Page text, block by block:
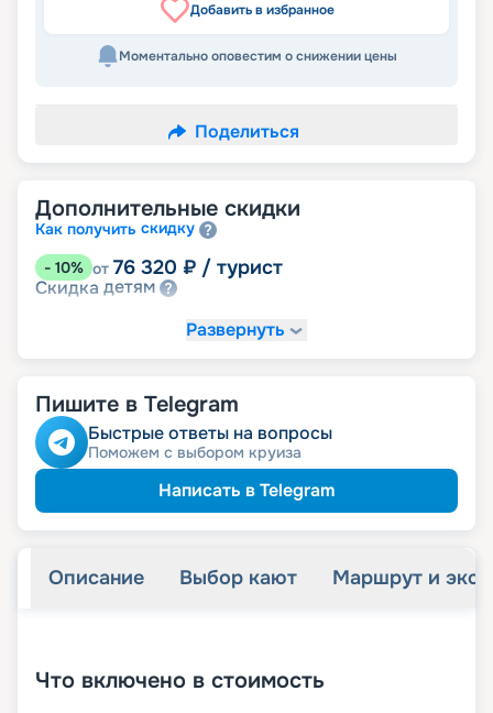
Добавить в избранное
Моментально оповестим о снижении цены
Поделиться
Дополнительные скидки
Как получить скидку
- 10% от 76 320 ₽ / турист
Скидка детям
Развернуть
Пишите в Telegram
Быстрые ответы на вопросы
Поможем с выбором круиза
Написать в Telegram
Описание Выбор кают Маршрут и
Что включено в стоимость